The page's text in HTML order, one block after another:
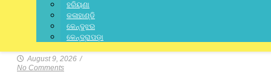
ହରିୟଣା
କଳାହାଣ୍ଡି
କେନ୍ଦୁଝର
କେନ୍ଦ୍ରାପଡ଼ା
୧୦ ଅଗଷ୍ଟରେ ହେବନି ମୁଖ୍ୟମନ୍ତ୍ରୀଙ୍କ
ଜନ ଅଭିଯୋଗ ଶୁଣାଣି
August 9, 2026 /
No Comments